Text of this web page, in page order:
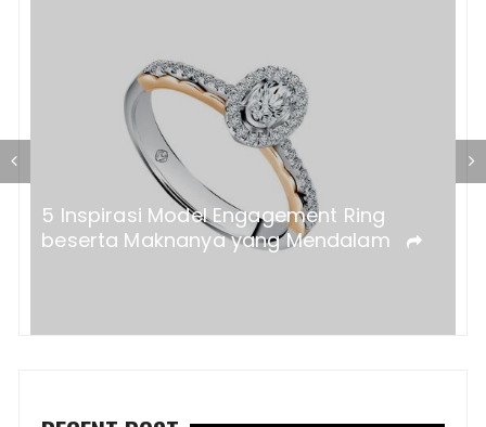
5 Inspirasi Model Engagement Ring
beserta Maknanya yang Mendalam